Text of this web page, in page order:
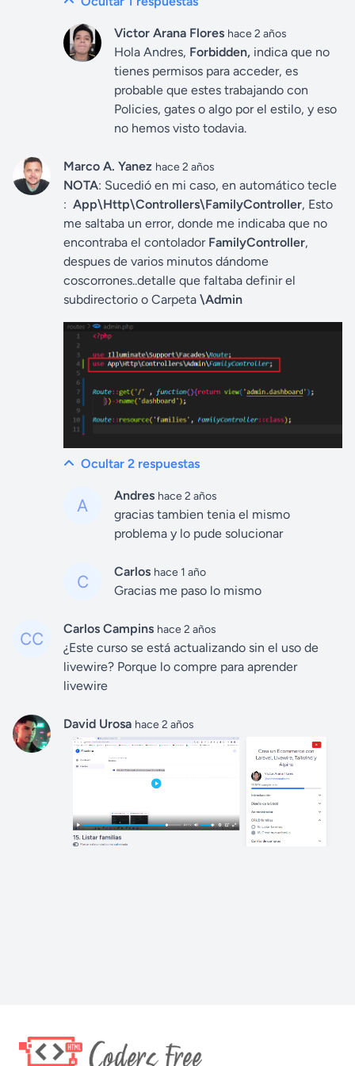
Victor Arana Flores hace 2 años
Hola Andres, Forbidden, indica que no
tienes permisos para acceder, es
probable que estes trabajando con
Policies, gates o algo por el estilo, y eso
no hemos visto todavia.
Marco A. Yanez hace 2 años
NOTA: Sucedió en mi caso, en automático tecle
: App\Http\Controllers\FamilyController, Esto
me saltaba un error, donde me indicaba que no
encontraba el contolador FamilyController,
despues de varios minutos dándome
coscorrones..detalle que faltaba definir el
subdirectorio o Carpeta \Admin
Ocultar 2 respuestas
Andres hace 2 años
gracias tambien tenia el mismo
problema y lo pude solucionar
Carlos hace 1 año
Gracias me paso lo mismo
Carlos Campins hace 2 años
¿Este curso se está actualizando sin el uso de
livewire? Porque lo compre para aprender
livewire
David Urosa hace 2 años